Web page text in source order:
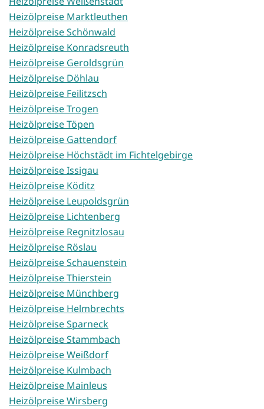
Heizölpreise Marktleuthen
Heizölpreise Schönwald
Heizölpreise Konradsreuth
Heizölpreise Geroldsgrün
Heizölpreise Döhlau
Heizölpreise Feilitzsch
Heizölpreise Trogen
Heizölpreise Töpen
Heizölpreise Gattendorf
Heizölpreise Höchstädt im Fichtelgebirge
Heizölpreise Issigau
Heizölpreise Köditz
Heizölpreise Leupoldsgrün
Heizölpreise Lichtenberg
Heizölpreise Regnitzlosau
Heizölpreise Röslau
Heizölpreise Schauenstein
Heizölpreise Thierstein
Heizölpreise Münchberg
Heizölpreise Helmbrechts
Heizölpreise Sparneck
Heizölpreise Stammbach
Heizölpreise Weißdorf
Heizölpreise Kulmbach
Heizölpreise Mainleus
Heizölpreise Wirsberg